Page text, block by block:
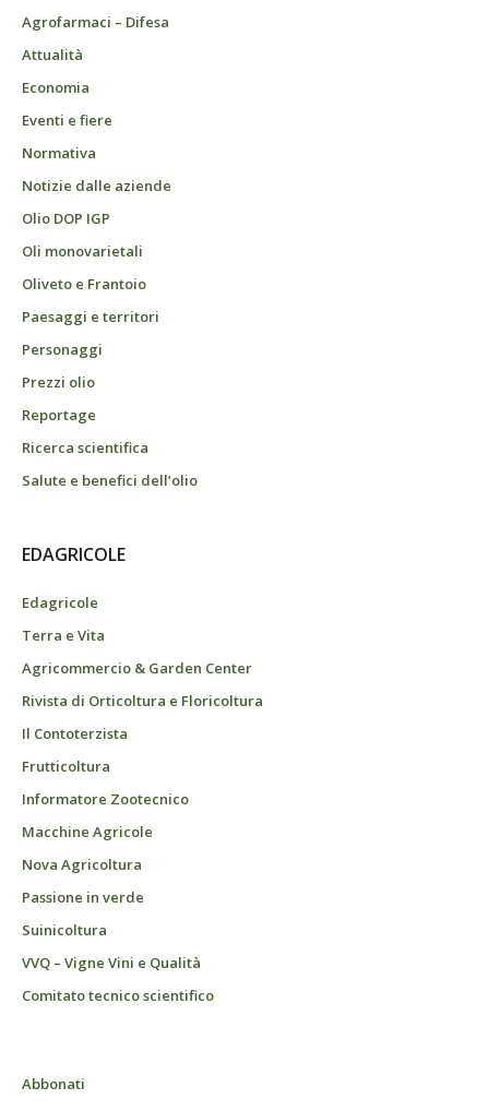
Agrofarmaci – Difesa
Attualità
Economia
Eventi e fiere
Normativa
Notizie dalle aziende
Olio DOP IGP
Oli monovarietali
Oliveto e Frantoio
Paesaggi e territori
Personaggi
Prezzi olio
Reportage
Ricerca scientifica
Salute e benefici dell’olio
EDAGRICOLE
Edagricole
Terra e Vita
Agricommercio & Garden Center
Rivista di Orticoltura e Floricoltura
Il Contoterzista
Frutticoltura
Informatore Zootecnico
Macchine Agricole
Nova Agricoltura
Passione in verde
Suinicoltura
VVQ – Vigne Vini e Qualità
Comitato tecnico scientifico
Abbonati